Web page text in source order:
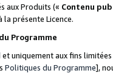
aux Produits (« Contenu
présente Licence.
Programme
et uniquement aux fins
Politiques du Programme],